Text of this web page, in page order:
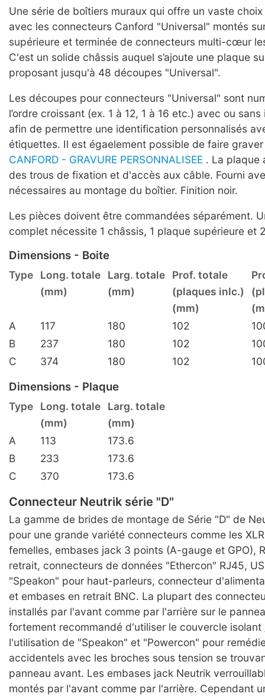
Une série de boîtiers muraux qui offre un vaste
avec les connecteurs Canford "Universal" montés
supérieure et terminée de connecteurs multi-cœur
C'est un solide châssis auquel s’ajoute une plaque
proposant jusqu'à 48 découpes "Universal".
Les découpes pour connecteurs "Universal" sont
l’ordre croissant (ex. 1 à 12, 1 à 16 etc.) avec ou
afin de permettre une identification personnalisés
étiquettes. Il est égaelement possible de faire
CANFORD - GRAVURE PERSONNALISEE . La plaque
des trous de fixation et d'accès aux câble. Fourni
nécessaires au montage du boîtier. Finition noir.
Les pièces doivent être commandées séparément.
complet nécessite 1 châssis, 1 plaque supérieure et
Dimensions - Boite
Type Long. totale Larg. totale Prof. totale
(mm)
(mm) (plaques inlc.)
(mm)
A
117 180 102
B
237 180 102
C
374 180 102
Dimensions - Plaque
Type Long. totale
Larg. totale
(mm)
(mm)
A
113
173.6
B
233
173.6
C
370 173.6
Connecteur Neutrik série "D"
La gamme de brides de montage de Série "D" de
pour une grande variété connecteurs comme les
femelles, embases jack 3 points (A-gauge et GPO),
retrait, connecteurs de données "Ethercon" RJ45,
"Speakon" pour haut-parleurs, connecteur
et embases en retrait BNC. La plupart des
installés par l'avant comme par l'arrière sur le
fortement recommandé d'utiliser le couvercle isolant
l'utilisation de "Speakon" et "Powercon" pour
accidentels avec les broches sous tension se
panneau avant. Les embases jack Neutrik
montés par l'avant comme par l'arrière. Cependant